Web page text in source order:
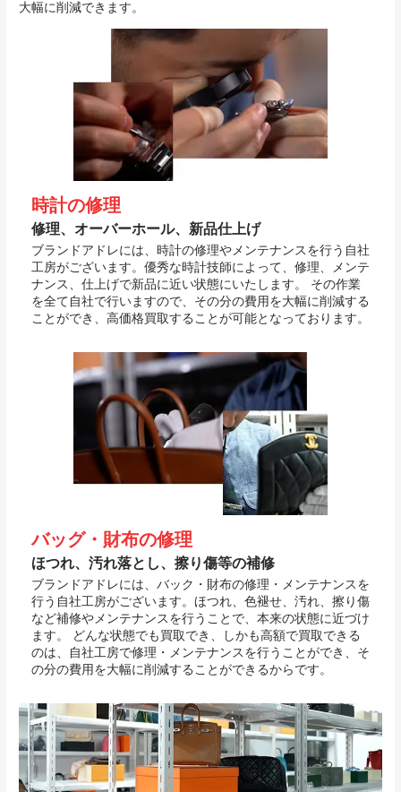
大幅に削減できます。
時計の修理
修理、オーバーホール、新品仕上げ
ブランドアドレには、時計の修理やメンテナンスを行う自社
工房がございます。優秀な時計技師によって、修理、メンテ
ナンス、仕上げで新品に近い状態にいたします。 その作業
を全て自社で行いますので、その分の費用を大幅に削減する
ことができ、高価格買取することが可能となっております。
バッグ・財布の修理
ほつれ、汚れ落とし、擦り傷等の補修
ブランドアドレには、バック・財布の修理・メンテナンスを
行う自社工房がございます。ほつれ、色褪せ、汚れ、擦り傷
など補修やメンテナンスを行うことで、本来の状態に近づけ
ます。 どんな状態でも買取でき、しかも高額で買取できる
のは、自社工房で修理・メンテナンスを行うことができ、そ
の分の費用を大幅に削減することができるからです。